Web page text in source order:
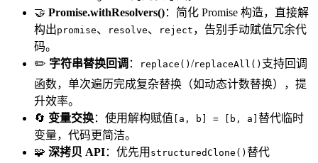
🤝 Promise.withResolvers()：简化 Promise 构造，直接解
构出promise、 resolve、 reject ，告别手动赋值冗余代
码。
✏️ 字符串替换回调 ： replace() /replaceAll() 支持回调
函数，单次遍历完成复杂替换（如动态计数替换），提
升效率。
🔄 变量交换：使用解构赋值 [a, b] = [b, a] 替代临时
变量，代码更简洁。
🧩 深拷贝 API：优先用 structuredClone() 替代